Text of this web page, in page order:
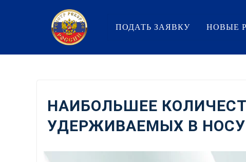
ПОДАТЬ ЗАЯВКУ НОВЫЕ
НАИБОЛЬШЕЕ
УДЕРЖИВАЕМЫХ В НОСУ